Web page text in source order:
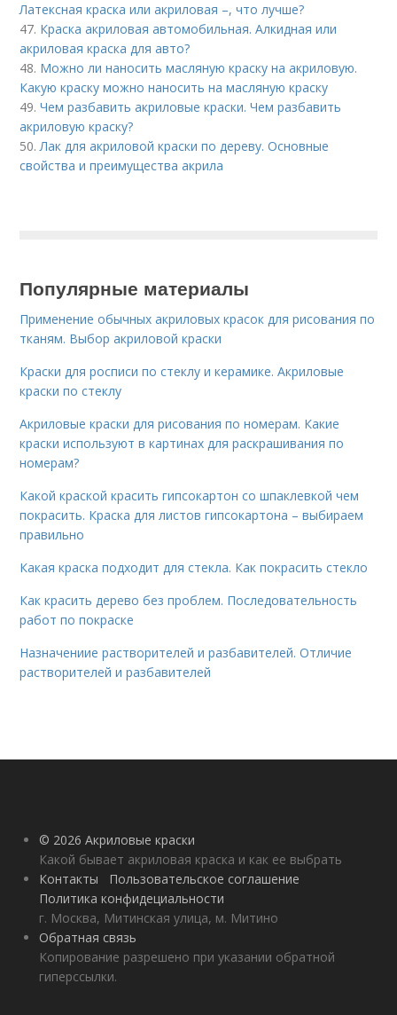
Латексная краска или акриловая –, что лучше?
47. Краска акриловая автомобильная. Алкидная или
акриловая краска для авто?
48. Можно ли наносить масляную краску на акриловую.
Какую краску можно наносить на масляную краску
49.Чем разбавить акриловые краски. Чем разбавить
акриловую краску?
50.Лак для акриловой краски по дереву. Основные
свойства и преимущества акрила
Популярные материалы
Применение обычных акриловых красок для рисования по
тканям. Выбор акриловой краски
Краски для росписи по стеклу и керамике. Акриловые
краски по стеклу
Акриловые краски для рисования по номерам. Какие
краски используют в картинах для раскрашивания по
номерам?
Какой краской красить гипсокартон со шпаклевкой чем
покрасить. Краска для листов гипсокартона – выбираем
правильно
Какая краска подходит для стекла. Как покрасить стекло
Как красить дерево без проблем. Последовательность
работ по покраске
Назначениие растворителей и разбавителей. Отличие
растворителей и разбавителей
© 2026 Акриловые краски
Какой бывает акриловая краска и как ее выбрать
Контакты
Пользовательское соглашение
Политика конфидециальности
г. Москва, Митинская улица, м. Митино
Обратная связь
Копирование разрешено при указании обратной
гиперссылки.